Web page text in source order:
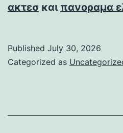
ακτεσ και πανοραμα
Published July 30, 2026
Categorized as